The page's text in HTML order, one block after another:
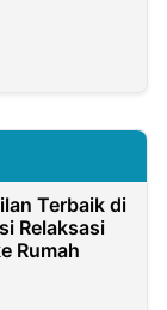
Terbaik di
Relaksasi
Rumah